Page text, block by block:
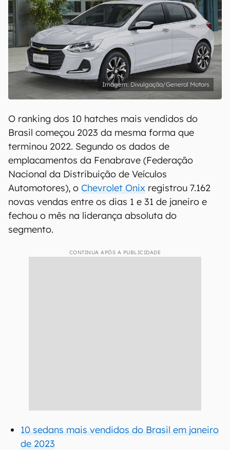
Divulgação/General Motors
O ranking dos 10 hatches mais vendidos do
Brasil começou 2023 da mesma forma que
terminou 2022. Segundo os dados de
emplacamentos da Fenabrave (Federação
Nacional da Distribuição de Veículos
Automotores), o Chevrolet Onix registrou 7.162
novas vendas entre os dias 1 e 31 de janeiro e
fechou o mês na liderança absoluta do
segmento.
CONTINUA APÓS A PUBLICIDADE
10 sedans mais vendidos do Brasil em janeiro
de 2023